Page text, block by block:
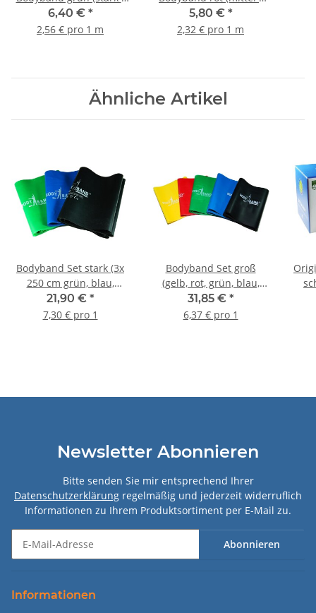
0,25mm)
6,40 € *
2,56 € pro 1 m
0,20mm)
5,80 € *
2,32 € pro 1 m
Ähnliche Artikel
Bodyband Set stark (3x
250 cm grün, blau,
schwarz)
21,90 € *
7,30 € pro 1
Bodyband Set groß
(gelb, rot, grün, blau,
schwarz)
31,85 € *
6,37 € pro 1
Newsletter Abonnieren
Bitte senden Sie mir entsprechend Ihrer
Datenschutzerklärung regelmäßig und jederzeit widerruflich
Informationen zu Ihrem Produktsortiment per E-Mail zu.
Abonnieren
Informationen